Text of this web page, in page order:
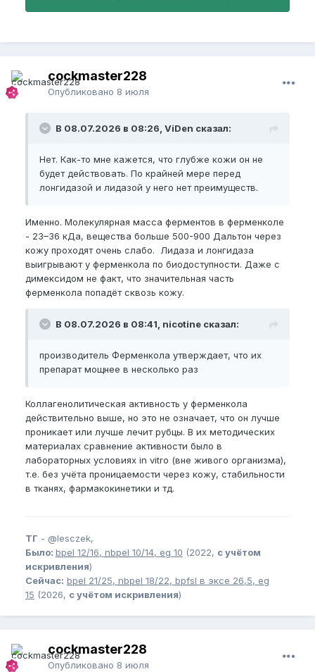
cockmaster228
Опубликовано 8 июля
В 08.07.2026 в 08:26, ViDen сказал:
Нет. Как-то мне кажется, что глубже кожи он не
будет действовать. По крайней мере перед
лонгидазой и лидазой у него нет преимуществ.
Именно. Молекулярная масса ферментов в ферменколе
- 23–36 кДа, вещества больше 500-900 Дальтон через
кожу проходят очень слабо. Лидаза и лонгидаза
выигрывают у ферменкола по биодоступности. Даже с
димексидом не факт, что значительная часть
ферменкола попадёт сквозь кожу.
В 08.07.2026 в 08:41, nicotine сказал:
производитель Ферменкола утверждает, что их
препарат мощнее в несколько раз
Коллагенолитическая активность у ферменкола
действительно выше, но это не означает, что он лучше
проникает или лучше лечит рубцы. В их методических
материалах сравнение активности было в
лабораторных условиях in vitro (вне живого организма),
т.е. без учёта проницаемости через кожу, стабильности
в тканях, фармакокинетики и тд.
ТГ - @lesczek,
Было: bpel 12/16, nbpel 10/14, eg 10 (2022, с учётом
искривления)
Сейчас: bpel 21/25, nbpel 18/22, bpfsl в эксе 26,5, eg
15 (2026, с учётом искривления)
cockmaster228
Опубликовано 8 июля